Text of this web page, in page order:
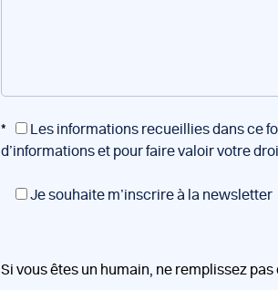
*
Les informations recueillies dans ce
d’informations et pour faire valoir votre
Je souhaite m’inscrire à la newsletter
Si vous êtes un humain, ne remplissez pas